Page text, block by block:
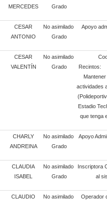
MERCEDES
Grado
CESAR
ANTONIO
No asimilado
Grado
Apoyo
CESAR
VALENTÍN
No asimilado
Grado
actividades
Estadio
que tenga
CHARLY
ANDREINA
No asimilado
Grado
Apoyo
CLAUDIA
ISABEL
No asimilado
Grado
Inscriptora
al
CLAUDIO
No asimilado
Operador